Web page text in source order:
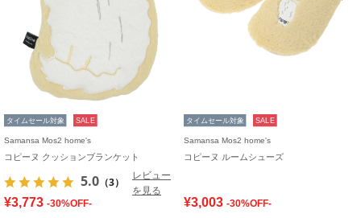
タイムセール対象 SALE
Samansa Mos2 home's
コピーヌ クッションブランケット
5.0 （3）
レビュー
を見る
¥3,773 -30%OFF-
タイムセール対象 SALE
Samansa Mos2 home's
コピーヌ ルームシューズ
¥3,003 -30%OFF-